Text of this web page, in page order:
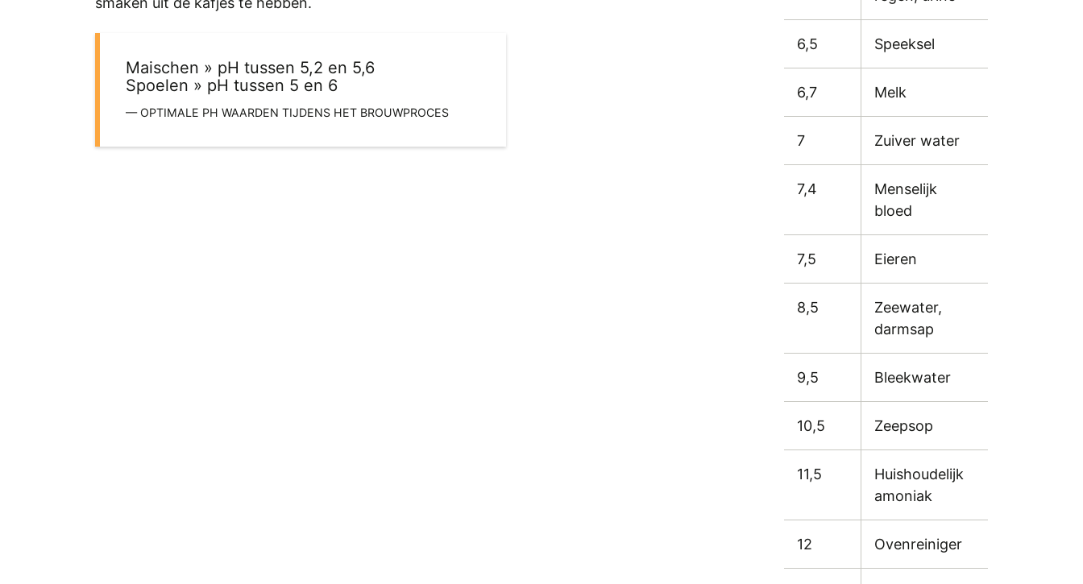
Maischen » pH tussen 5,2 en 5,6
Spoelen » pH tussen 5 en 6
OPTIMALE PH WAARDEN TIJDENS HET BROUWPROCES
6,5 Speeksel
6,7 Melk
7 Zuiver water
7,4
Menselijk
bloed
7,5 Eieren
8,5
Zeewater,
darmsap
9,5 Bleekwater
10,5 Zeepsop
11,5
Huishoudelijk
amoniak
12 Ovenreiniger